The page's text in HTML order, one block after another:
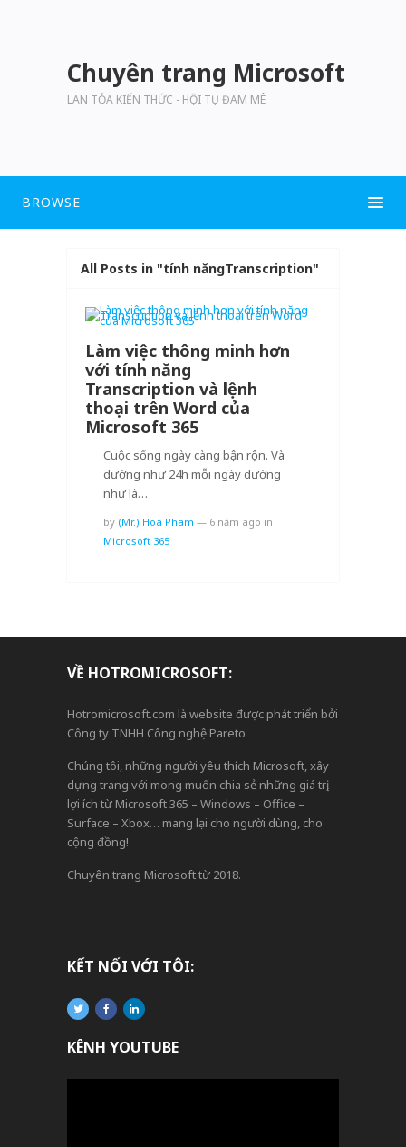
Chuyên trang Microsoft
LAN TỎA KIẾN THỨC - HỘI TỤ ĐAM MÊ
BROWSE
All Posts in "tính năngTranscription"
Làm việc thông minh hơn
với tính năng
Transcription và lệnh
thoại trên Word của
Microsoft 365
Cuộc sống ngày càng bận rộn. Và
dường như 24h mỗi ngày dường
như là…
by (Mr.) Hoa Pham — 6 năm ago in
Microsoft 365
VỀ HOTROMICROSOFT:
Hotromicrosoft.com là website được phát triển bởi
Công ty TNHH Công nghệ Pareto
Chúng tôi, những người yêu thích Microsoft, xây
dựng trang với mong muốn chia sẻ những giá trị,
lợi ích từ Microsoft 365 – Windows – Office –
Surface – Xbox… mang lại cho người dùng, cho
cộng đồng!
Chuyên trang Microsoft từ 2018.
KẾT NỐI VỚI TÔI:
KÊNH YOUTUBE